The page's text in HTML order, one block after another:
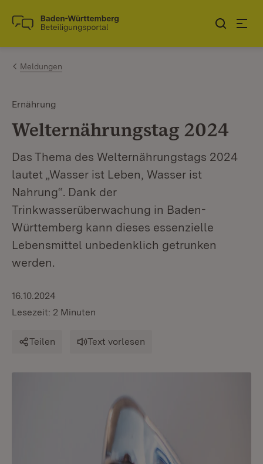
Zum Inhalt springen
Link zur Startseite
Meldungen
Ernährung
Welternährungstag 2024
Das Thema des Welternährungstags 2024
lautet „Wasser ist Leben, Wasser ist
Nahrung“. Dank der
Trinkwasserüberwachung in Baden-
Württemberg kann dieses essenzielle
Lebensmittel unbedenklich getrunken
werden.
16.10.2024
Lesezeit: 2 Minuten
Teilen Text vorlesen